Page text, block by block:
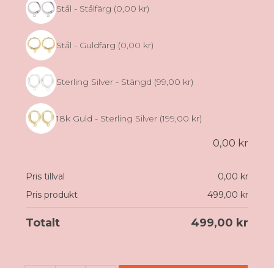
Stål - Stålfärg (0,00 kr)
Stål - Guldfärg (0,00 kr)
Sterling Silver - Stängd (99,00 kr)
18k Guld - Sterling Silver (199,00 kr)
0,00 kr
Pris tillval 0,00 kr
Pris produkt
499,00 kr
Totalt 499,00 kr